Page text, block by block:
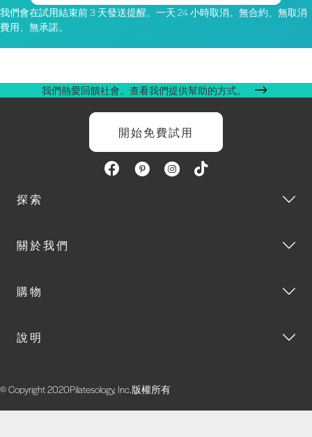
我們會在試用結束前 3 天發送提醒。一天 24 小時取消。無合約、無取消
費用、無承諾。
我們熱愛回饋社會。查看我們提供幫助的方式。
開始免費試用
探索
關於我們
購物
說明
© Copyright 2020Pilatesology, Inc.版權所有